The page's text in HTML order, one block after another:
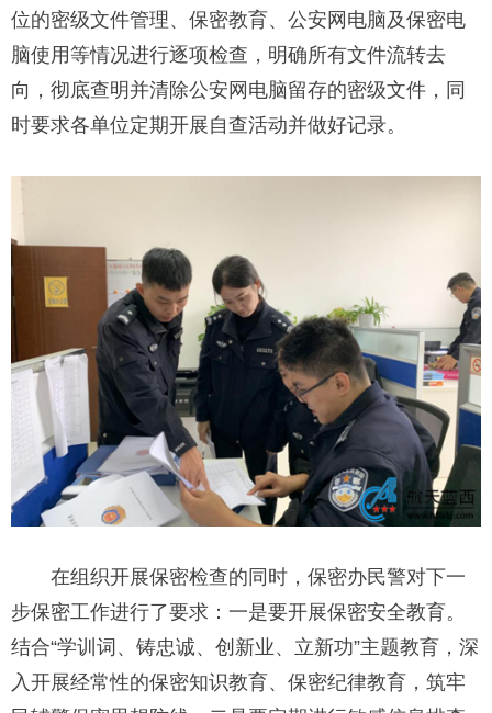
位的密级文件管理、保密教育、公安网电脑及保密电
脑使用等情况进行逐项检查，明确所有文件流转去
向，彻底查明并清除公安网电脑留存的密级文件，同
时要求各单位定期开展自查活动并做好记录。
在组织开展保密检查的同时，保密办民警对下一
步保密工作进行了要求：一是要开展保密安全教育。
结合“学训词、铸忠诚、创新业、立新功”主题教育，深
入开展经常性的保密知识教育、保密纪律教育，筑牢